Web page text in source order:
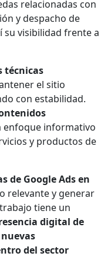
relacionadas con
y despacho de
su visibilidad frente a
técnicas
el sitio
con estabilidad.
enfoque informativo
y productos de
de Google Ads en
relevante y generar
tiene un
digital de
del sector